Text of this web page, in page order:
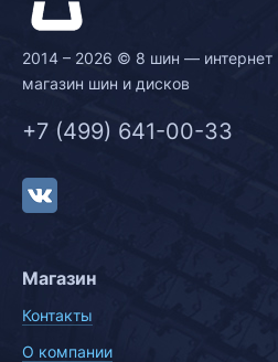
2014 – 2026 © 8 шин — интернет
магазин шин и дисков
+7 (499) 641-00-33
Магазин
Контакты
О компании